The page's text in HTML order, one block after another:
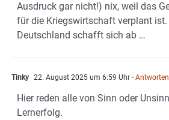
Ausdruck gar nicht!) nix, weil das
für die Kriegswirtschaft verplant ist.
Deutschland schafft sich ab …
Tinky 22. August 2025 um 6:59 Uhr - Antworten
Hier reden alle von Sinn oder
Lernerfolg.